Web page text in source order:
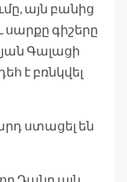
այն բանից
գիշերը
Գալացի
է բռնկվել
ստացել են